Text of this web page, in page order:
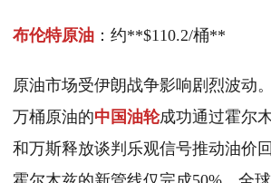
布伦特原油 ：约**$110.2/桶**
原油市场受伊朗战争影响剧烈波动
万桶原油的中国油轮成功通过霍尔
和万斯释放谈判乐观信号推动油价